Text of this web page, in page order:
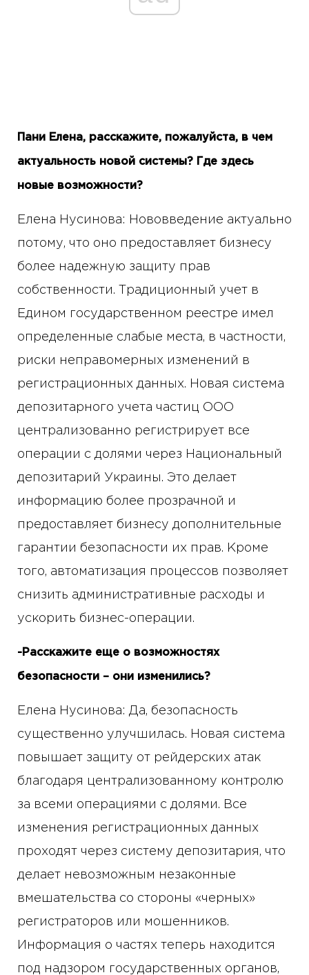
Пани Елена, расскажите, пожалуйста, в чем
актуальность новой системы? Где здесь
новые возможности?
Елена Нусинова: Нововведение актуально
потому, что оно предоставляет бизнесу
более надежную защиту прав
собственности. Традиционный учет в
Едином государственном реестре имел
определенные слабые места, в частности,
риски неправомерных изменений в
регистрационных данных. Новая система
депозитарного учета частиц ООО
централизованно регистрирует все
операции с долями через Национальный
депозитарий Украины. Это делает
информацию более прозрачной и
предоставляет бизнесу дополнительные
гарантии безопасности их прав. Кроме
того, автоматизация процессов позволяет
снизить административные расходы и
ускорить бизнес-операции.
-Расскажите еще о возможностях
безопасности – они изменились?
Елена Нусинова: Да, безопасность
существенно улучшилась. Новая система
повышает защиту от рейдерских атак
благодаря централизованному контролю
за всеми операциями с долями. Все
изменения регистрационных данных
проходят через систему депозитария, что
делает невозможным незаконные
вмешательства со стороны «черных»
регистраторов или мошенников.
Информация о частях теперь находится
под надзором государственных органов,